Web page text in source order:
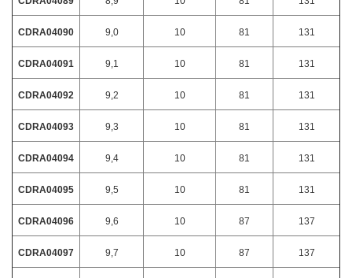
CDRA04090 9,0 10 81 131
CDRA04091 9,1 10 81 131
CDRA04092 9,2 10 81 131
CDRA04093 9,3 10 81 131
CDRA04094 9,4 10 81 131
CDRA04095 9,5 10 81 131
CDRA04096 9,6 10 87 137
CDRA04097 9,7 10 87 137